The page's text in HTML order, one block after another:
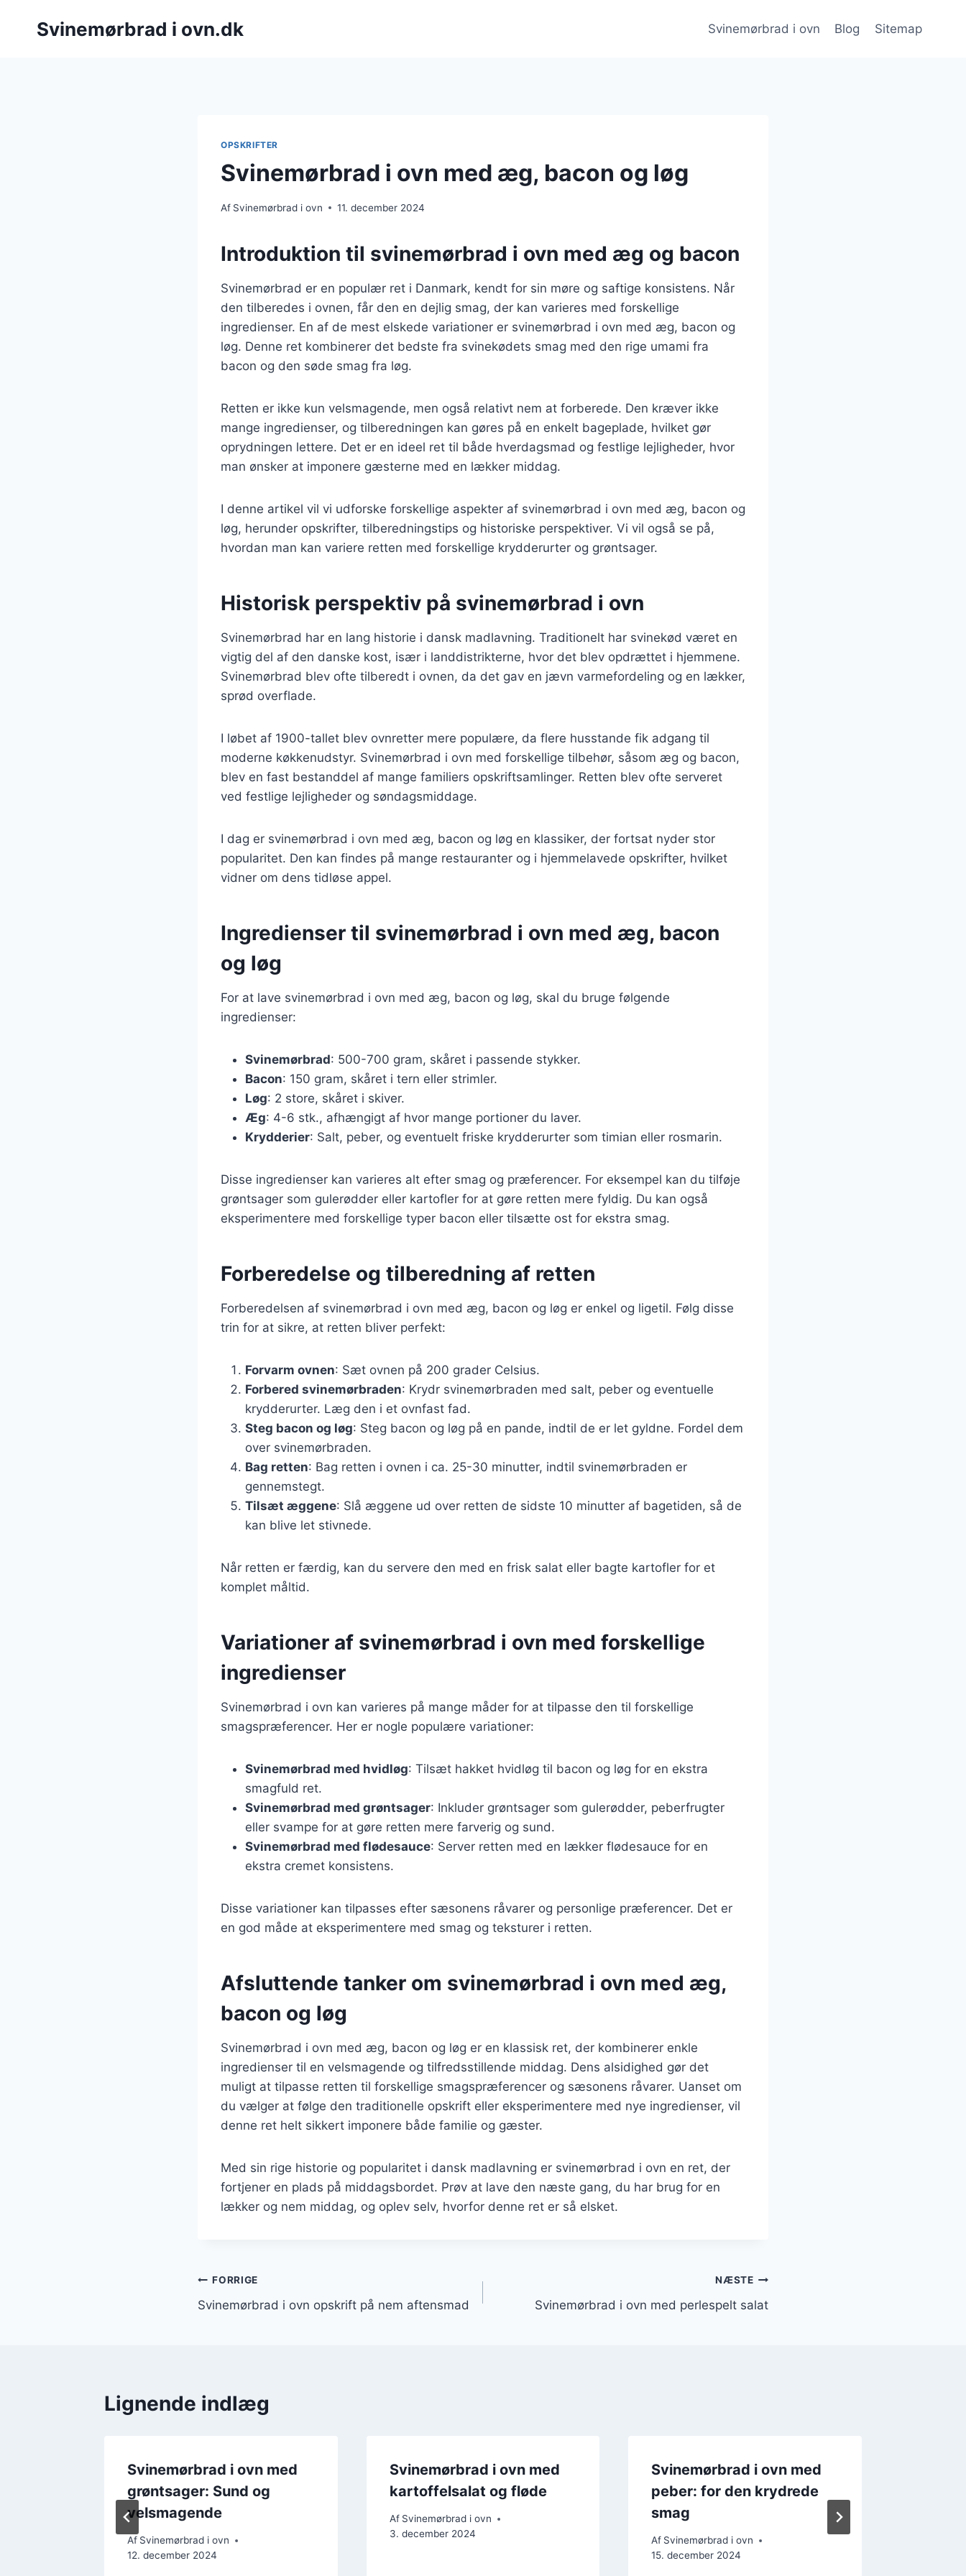
Svinemørbrad i ovn.dk Svinemørbrad i ovn Blog Sitemap
OPSKRIFTER
Svinemørbrad i ovn med æg, bacon og løg
Af Svinemørbrad i ovn 11. december 2024
Introduktion til svinemørbrad i ovn med æg og bacon
Svinemørbrad er en populær ret i Danmark, kendt for sin møre og saftige konsistens. Når
den tilberedes i ovnen, får den en dejlig smag, der kan varieres med forskellige
ingredienser. En af de mest elskede variationer er svinemørbrad i ovn med æg, bacon og
løg. Denne ret kombinerer det bedste fra svinekødets smag med den rige umami fra
bacon og den søde smag fra løg.
Retten er ikke kun velsmagende, men også relativt nem at forberede. Den kræver ikke
mange ingredienser, og tilberedningen kan gøres på en enkelt bageplade, hvilket gør
oprydningen lettere. Det er en ideel ret til både hverdagsmad og festlige lejligheder, hvor
man ønsker at imponere gæsterne med en lækker middag.
I denne artikel vil vi udforske forskellige aspekter af svinemørbrad i ovn med æg, bacon og
løg, herunder opskrifter, tilberedningstips og historiske perspektiver. Vi vil også se på,
hvordan man kan variere retten med forskellige krydderurter og grøntsager.
Historisk perspektiv på svinemørbrad i ovn
Svinemørbrad har en lang historie i dansk madlavning. Traditionelt har svinekød været en
vigtig del af den danske kost, især i landdistrikterne, hvor det blev opdrættet i hjemmene.
Svinemørbrad blev ofte tilberedt i ovnen, da det gav en jævn varmefordeling og en lækker,
sprød overflade.
I løbet af 1900-tallet blev ovnretter mere populære, da flere husstande fik adgang til
moderne køkkenudstyr. Svinemørbrad i ovn med forskellige tilbehør, såsom æg og bacon,
blev en fast bestanddel af mange familiers opskriftsamlinger. Retten blev ofte serveret
ved festlige lejligheder og søndagsmiddage.
I dag er svinemørbrad i ovn med æg, bacon og løg en klassiker, der fortsat nyder stor
popularitet. Den kan findes på mange restauranter og i hjemmelavede opskrifter, hvilket
vidner om dens tidløse appel.
Ingredienser til svinemørbrad i ovn med æg, bacon
og løg
For at lave svinemørbrad i ovn med æg, bacon og løg, skal du bruge følgende
ingredienser:
Svinemørbrad: 500-700 gram, skåret i passende stykker.
Bacon: 150 gram, skåret i tern eller strimler.
Løg: 2 store, skåret i skiver.
Æg: 4-6 stk., afhængigt af hvor mange portioner du laver.
Krydderier: Salt, peber, og eventuelt friske krydderurter som timian eller rosmarin.
Disse ingredienser kan varieres alt efter smag og præferencer. For eksempel kan du tilføje
grøntsager som gulerødder eller kartofler for at gøre retten mere fyldig. Du kan også
eksperimentere med forskellige typer bacon eller tilsætte ost for ekstra smag.
Forberedelse og tilberedning af retten
Forberedelsen af svinemørbrad i ovn med æg, bacon og løg er enkel og ligetil. Følg disse
trin for at sikre, at retten bliver perfekt:
Forvarm ovnen: Sæt ovnen på 200 grader Celsius.
Forbered svinemørbraden: Krydr svinemørbraden med salt, peber og eventuelle
krydderurter. Læg den i et ovnfast fad.
Steg bacon og løg: Steg bacon og løg på en pande, indtil de er let gyldne. Fordel dem
over svinemørbraden.
Bag retten: Bag retten i ovnen i ca. 25-30 minutter, indtil svinemørbraden er
gennemstegt.
Tilsæt æggene: Slå æggene ud over retten de sidste 10 minutter af bagetiden, så de
kan blive let stivnede.
Når retten er færdig, kan du servere den med en frisk salat eller bagte kartofler for et
komplet måltid.
Variationer af svinemørbrad i ovn med forskellige
ingredienser
Svinemørbrad i ovn kan varieres på mange måder for at tilpasse den til forskellige
smagspræferencer. Her er nogle populære variationer:
Svinemørbrad med hvidløg: Tilsæt hakket hvidløg til bacon og løg for en ekstra
smagfuld ret.
Svinemørbrad med grøntsager: Inkluder grøntsager som gulerødder, peberfrugter
eller svampe for at gøre retten mere farverig og sund.
Svinemørbrad med flødesauce: Server retten med en lækker flødesauce for en
ekstra cremet konsistens.
Disse variationer kan tilpasses efter sæsonens råvarer og personlige præferencer. Det er
en god måde at eksperimentere med smag og teksturer i retten.
Afsluttende tanker om svinemørbrad i ovn med æg,
bacon og løg
Svinemørbrad i ovn med æg, bacon og løg er en klassisk ret, der kombinerer enkle
ingredienser til en velsmagende og tilfredsstillende middag. Dens alsidighed gør det
muligt at tilpasse retten til forskellige smagspræferencer og sæsonens råvarer. Uanset om
du vælger at følge den traditionelle opskrift eller eksperimentere med nye ingredienser, vil
denne ret helt sikkert imponere både familie og gæster.
Med sin rige historie og popularitet i dansk madlavning er svinemørbrad i ovn en ret, der
fortjener en plads på middagsbordet. Prøv at lave den næste gang, du har brug for en
lækker og nem middag, og oplev selv, hvorfor denne ret er så elsket.
Indlægsnavigation
FORRIGE
Svinemørbrad i ovn opskrift på nem aftensmad
NÆSTE
Svinemørbrad i ovn med perlespelt salat
Lignende indlæg
Svinemørbrad i ovn med
grøntsager: Sund og
velsmagende
Af Svinemørbrad i ovn
12. december 2024
Svinemørbrad i ovn med
kartoffelsalat og fløde
Af Svinemørbrad i ovn
3. december 2024
Svinemørbrad i ovn med
peber: for den krydrede
smag
Af Svinemørbrad i ovn
15. december 2024